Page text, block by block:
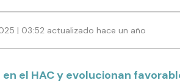
| 03:52 actualizado hace un año
el HAC y evolucionan